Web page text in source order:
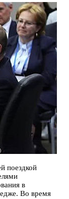
поездкой
в
Во время